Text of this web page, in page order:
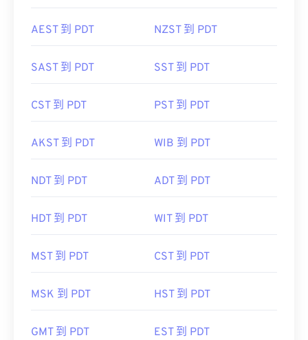
AEST 到 PDT NZST 到 PDT
SAST 到 PDT SST 到 PDT
CST 到 PDT PST 到 PDT
AKST 到 PDT WIB 到 PDT
NDT 到 PDT ADT 到 PDT
HDT 到 PDT WIT 到 PDT
MST 到 PDT CST 到 PDT
MSK 到 PDT HST 到 PDT
GMT 到 PDT EST 到 PDT